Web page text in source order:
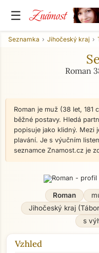
☰ Známost
Seznamka Jihočeský kraj
Roman
Roman je muž (38 let, 181
běžné postavy. Hledá
popisuje jako klidný. Mezi
plavání. Je s výučním
seznamce Znamost.cz je
Roman
Jihočeský kraj
s
Vzhled